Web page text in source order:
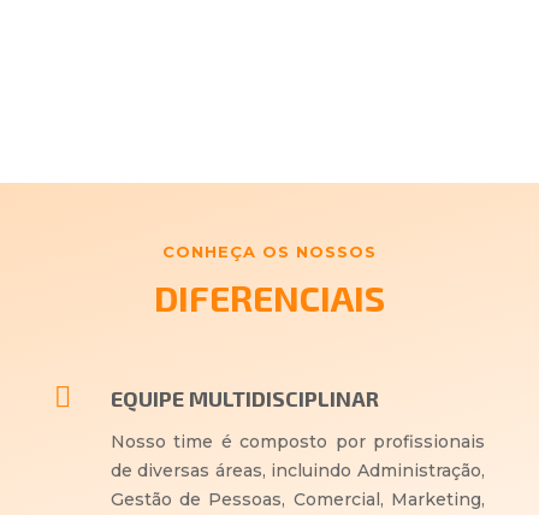
CONHEÇA OS NOSSOS
DIFERENCIAIS
 EQUIPE MULTIDISCIPLINAR
Nosso time é composto por profissionais
de diversas áreas, incluindo Administração,
Gestão de Pessoas, Comercial, Marketing,